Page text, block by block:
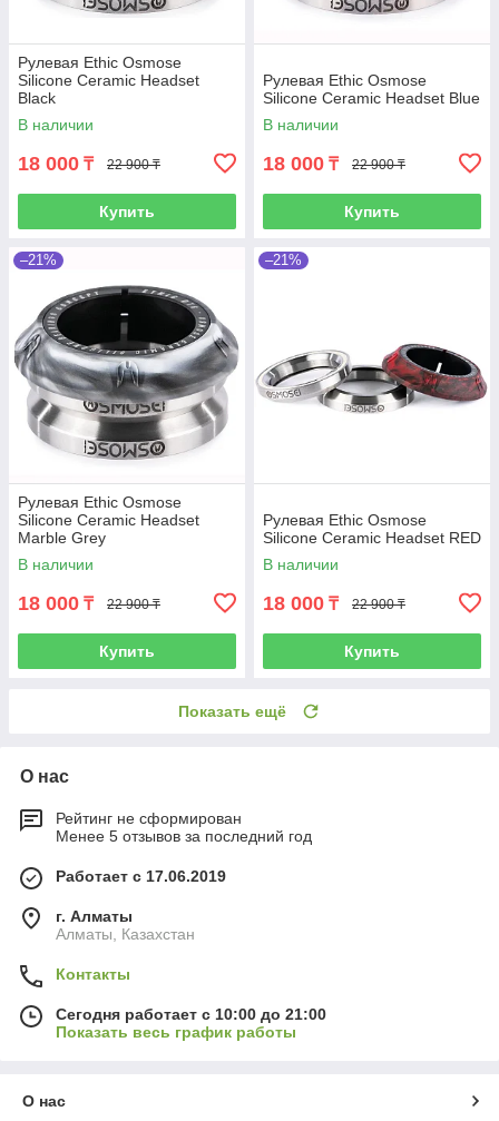
Рулевая Ethic Osmose
Silicone Ceramic Headset
Black
В наличии
18 000 ₸ 22 900 ₸
Купить
Рулевая Ethic Osmose
Silicone Ceramic Headset Blue
В наличии
18 000 ₸ 22 900 ₸
Купить
–21%
Рулевая Ethic Osmose
Silicone Ceramic Headset
Marble Grey
В наличии
18 000 ₸ 22 900 ₸
Купить
–21%
Рулевая Ethic Osmose
Silicone Ceramic Headset RED
В наличии
18 000 ₸ 22 900 ₸
Купить
Показать ещё
О нас
Рейтинг не сформирован
Менее 5 отзывов за последний год
Работает с 17.06.2019
г. Алматы
Алматы, Казахстан
Контакты
Сегодня работает с 10:00 до 21:00
Показать весь график работы
О нас